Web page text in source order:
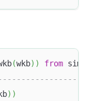
(wkb) ) from
+
) )